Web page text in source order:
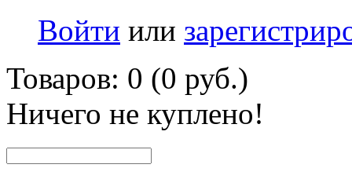
Войти или
Товаров: 0 (0 руб.)
Ничего не куплено!